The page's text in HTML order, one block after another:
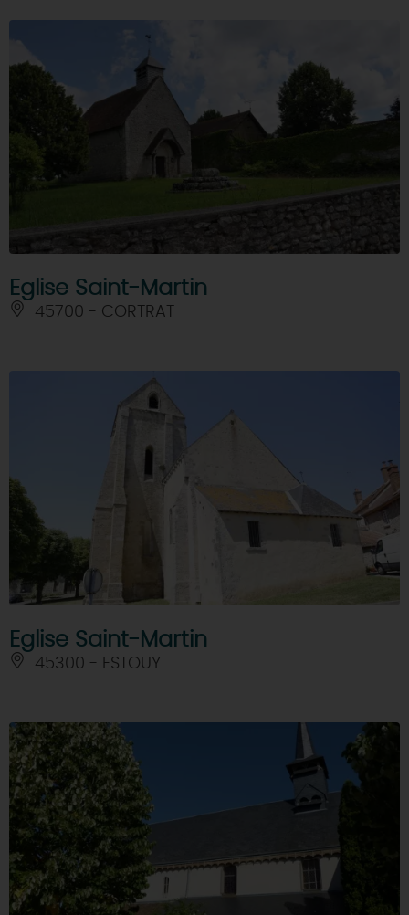
Eglise Saint-Martin
45700 - CORTRAT
Eglise Saint-Martin
45300 - ESTOUY